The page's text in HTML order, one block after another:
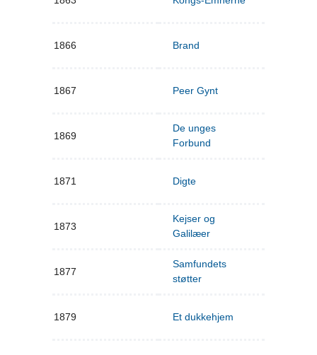
1866 Brand
1867 Peer Gynt
1869
De unges
Forbund
1871 Digte
1873
Kejser og
Galilæer
1877
Samfundets
støtter
1879 Et dukkehjem